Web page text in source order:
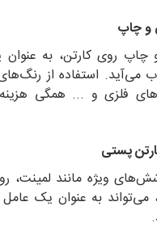
و چاپ
روی کارتن، به عنوان
می‌آید. استفاده از
فلزی و ... همگی
پستی
می‌تواند به عنوان یک